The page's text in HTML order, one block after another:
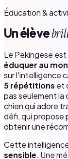
Éducation &
Un élève
Le Pekingese est
éduquer au
sur l'intelligence
5 répétitions et
pas seulement la
chien qui adore
défi, qui propose
obtenir une
Cette
sensible. Une